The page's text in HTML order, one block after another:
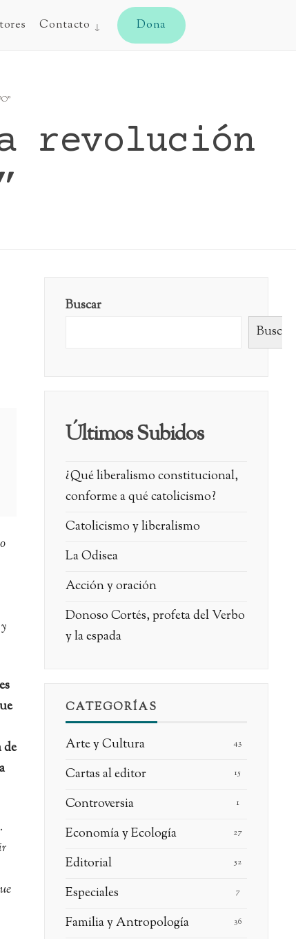
Contacto Dona
revolución
de
Buscar
Buscar
Últimos Subidos
¿Qué liberalismo constitucional,
conforme a qué catolicismo?
Catolicismo y liberalismo
La Odisea
Acción y oración
Donoso Cortés, profeta del Verbo
y la espada
CATEGORÍAS
Arte y Cultura 43
Cartas al editor 15
Controversia 1
Economía y Ecología 27
Editorial 52
Especiales 7
Familia y Antropología 36